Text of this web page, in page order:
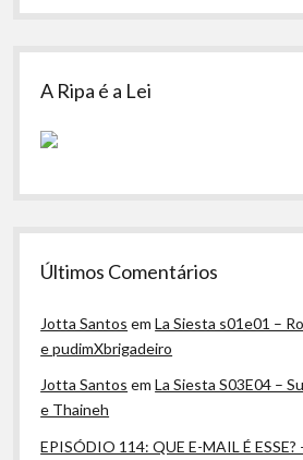
A Ripa é a Lei
Últimos Comentários
Jotta Santos emLa Siesta s01e01 –
e pudimXbrigadeiro
Jotta Santos emLa Siesta S03E04 –
e Thaineh
EPISÓDIO 114: QUE E-MAIL É ESSE?